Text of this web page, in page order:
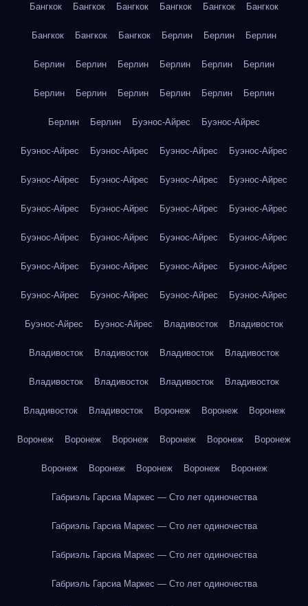
Бангкок Бангкок Бангкок Бангкок Бангкок Бангкок
Бангкок Бангкок Бангкок Берлин Берлин Берлин
Берлин Берлин Берлин Берлин Берлин Берлин
Берлин Берлин Берлин Берлин Берлин Берлин
Берлин Берлин Буэнос-Айрес Буэнос-Айрес
Буэнос-Айрес Буэнос-Айрес Буэнос-Айрес Буэнос-Айрес
Буэнос-Айрес Буэнос-Айрес Буэнос-Айрес Буэнос-Айрес
Буэнос-Айрес Буэнос-Айрес Буэнос-Айрес Буэнос-Айрес
Буэнос-Айрес Буэнос-Айрес Буэнос-Айрес Буэнос-Айрес
Буэнос-Айрес Буэнос-Айрес Буэнос-Айрес Буэнос-Айрес
Буэнос-Айрес Буэнос-Айрес Буэнос-Айрес Буэнос-Айрес
Буэнос-Айрес Буэнос-Айрес Владивосток Владивосток
Владивосток Владивосток Владивосток Владивосток
Владивосток Владивосток Владивосток Владивосток
Владивосток Владивосток Воронеж Воронеж Воронеж
Воронеж Воронеж Воронеж Воронеж Воронеж Воронеж
Воронеж Воронеж Воронеж Воронеж Воронеж
Габриэль Гарсиа Маркес — Сто лет одиночества
Габриэль Гарсиа Маркес — Сто лет одиночества
Габриэль Гарсиа Маркес — Сто лет одиночества
Габриэль Гарсиа Маркес — Сто лет одиночества